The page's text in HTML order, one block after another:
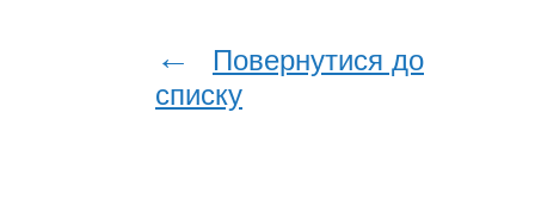
←
Повернутися до
списку